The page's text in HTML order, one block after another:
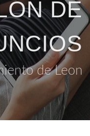
DE
de Leon